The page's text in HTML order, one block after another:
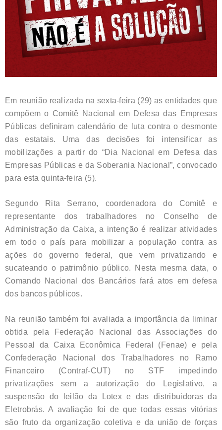
Em reunião realizada na sexta-feira (29) as entidades que
compõem o Comitê Nacional em Defesa das Empresas
Públicas definiram calendário de luta contra o desmonte
das estatais. Uma das decisões foi intensificar as
mobilizações a partir do “Dia Nacional em Defesa das
Empresas Públicas e da Soberania Nacional”, convocado
para esta quinta-feira (5).
Segundo Rita Serrano, coordenadora do Comitê e
representante dos trabalhadores no Conselho de
Administração da Caixa, a intenção é realizar atividades
em todo o país para mobilizar a população contra as
ações do governo federal, que vem privatizando e
sucateando o patrimônio público. Nesta mesma data, o
Comando Nacional dos Bancários fará atos em defesa
dos bancos públicos.
Na reunião também foi avaliada a importância da liminar
obtida pela Federação Nacional das Associações do
Pessoal da Caixa Econômica Federal (Fenae) e pela
Confederação Nacional dos Trabalhadores no Ramo
Financeiro (Contraf-CUT) no STF impedindo
privatizações sem a autorização do Legislativo, a
suspensão do leilão da Lotex e das distribuidoras da
Eletrobrás. A avaliação foi de que todas essas vitórias
são fruto da organização coletiva e da união de forças